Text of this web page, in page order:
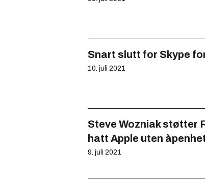
Snart slutt for Skype
10. juli 2021
Steve Wozniak støtter
hatt Apple uten
9. juli 2021